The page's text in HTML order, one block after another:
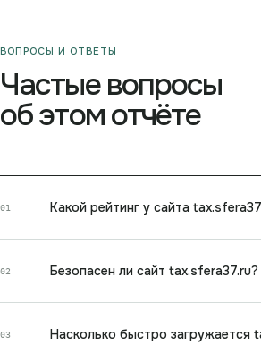
ВОПРОСЫ И ОТВЕТЫ
Частые вопросы
об этом отчёте
01 Какой рейтинг у сайта
02 Безопасен ли сайт tax.sfera37.ru?
03 Насколько быстро загружается